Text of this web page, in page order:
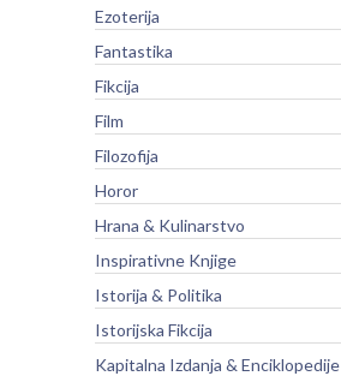
Ezoterija
Fantastika
Fikcija
Film
Filozofija
Horor
Hrana & Kulinarstvo
Inspirativne Knjige
Istorija & Politika
Istorijska Fikcija
Kapitalna Izdanja & Enciklopedije